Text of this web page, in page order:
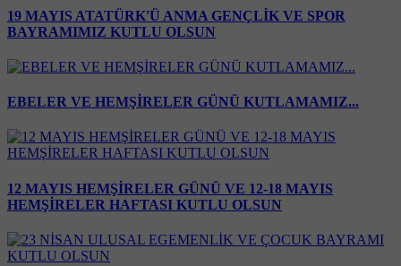
19 MAYIS ATATÜRK'Ü ANMA GENÇLİK VE SPOR
BAYRAMIMIZ KUTLU OLSUN
EBELER VE HEMŞİRELER GÜNÜ KUTLAMAMIZ...
12 MAYIS HEMŞİRELER GÜNÜ VE 12-18 MAYIS
HEMŞİRELER HAFTASI KUTLU OLSUN